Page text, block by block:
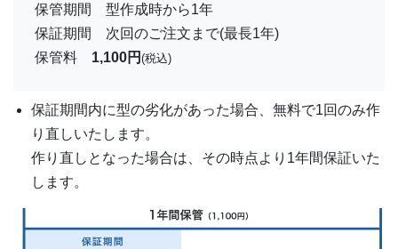
保管期間 型作成時から1年
保証期間 次回のご注文まで(最長1年)
保管料 1,100円 (税込)
保証期間内に型の劣化があった場合、無料で1回のみ作
り直しいたします。
作り直しとなった場合は、その時点より1年間保証いた
します。